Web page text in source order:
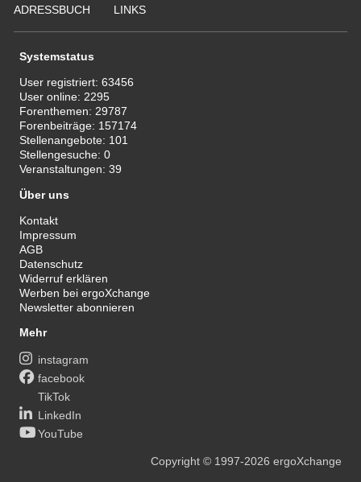
ADRESSBUCH
LINKS
Systemstatus
User registriert:63456
User online: 2295
Forenthemen: 29787
Forenbeiträge: 157174
Stellenangebote: 101
Stellengesuche:0
Veranstaltungen:39
Über uns
Kontakt
Impressum
AGB
Datenschutz
Widerruf erklären
Werben bei ergoXchange
Newsletter abonnieren
Mehr
instagram
facebook
TikTok
LinkedIn
YouTube
Copyright© 1997-2026 ergoXchange